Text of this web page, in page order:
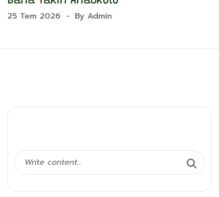
25 Tem 2026 - By Admin